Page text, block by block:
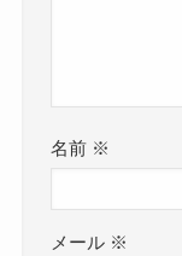
名前 ※
メール ※